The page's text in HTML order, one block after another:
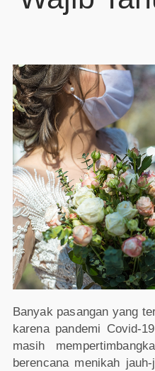
Banyak pasangan yang
karena pandemi Covid-
masih
berencana menikah